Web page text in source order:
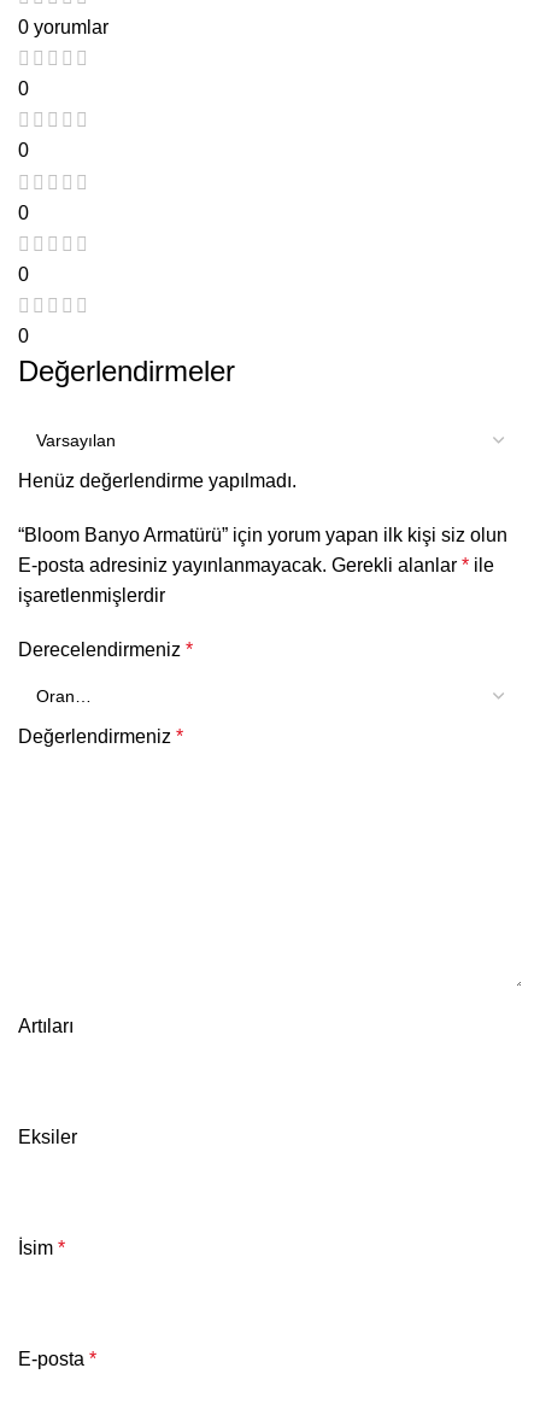
0 yorumlar
0
0
0
0
0
Değerlendirmeler
Henüz değerlendirme yapılmadı.
“Bloom Banyo Armatürü” için yorum yapan ilk kişi siz olun
E-posta adresiniz yayınlanmayacak. Gerekli alanlar * ile
işaretlenmişlerdir
Derecelendirmeniz *
Değerlendirmeniz *
Artıları
Eksiler
İsim *
E-posta *